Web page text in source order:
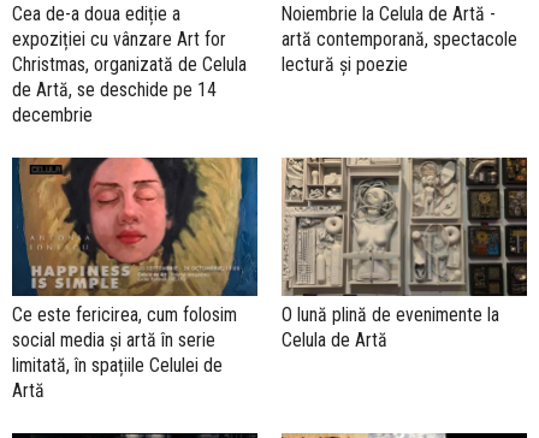
Cea de-a doua ediție a
expoziției cu vânzare Art for
Christmas, organizată de Celula
de Artă, se deschide pe 14
decembrie
Noiembrie la Celula de Artă -
artă contemporană, spectacole
lectură și poezie
Ce este fericirea, cum folosim
social media și artă în serie
limitată, în spațiile Celulei de
Artă
O lună plină de evenimente la
Celula de Artă